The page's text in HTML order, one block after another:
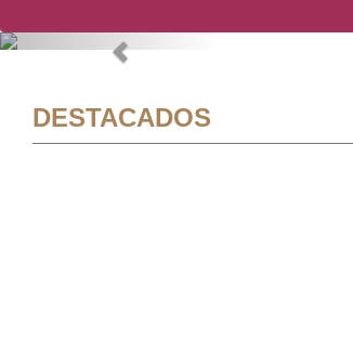
Previous
DESTACADOS